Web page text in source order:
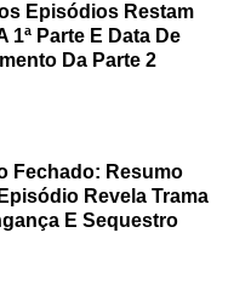
Episódios Restam
1ª Parte E Data De
Da Parte 2
Fechado: Resumo
Revela Trama
E Sequestro